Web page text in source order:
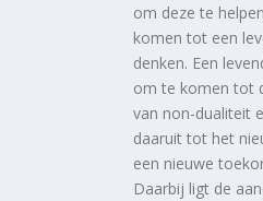
om deze te
komen tot een
denken. Een
om te komen tot
van non-dualiteit
daaruit tot het
een nieuwe
Daarbij ligt de